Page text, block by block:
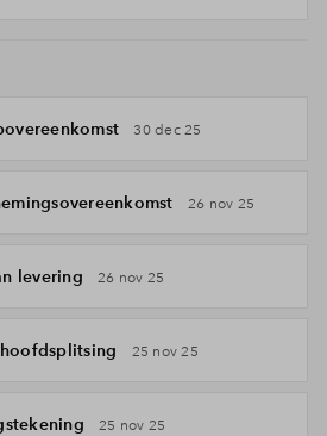
30 dec 25
26 nov 25
levering 26 nov 25
25 nov 25
25 nov 25